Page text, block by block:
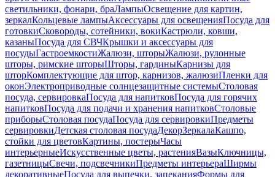
светильники, фонари, браЛампыОсвещение для картин,
зеркалКольцевые лампыАксессуары для освещенияПосуда для
готовкиСковороды, сотейники, вокиКастрюли, ковши,
казаныПосуда для СВЧКрышки и аксессуары для
посудыГастроемкостиЖалюзи, шторыЖалюзи, рулонные
шторы, римские шторыШторы, гардиныКарнизы для
шторКомплектующие для штор, карнизов, жалюзиПленки для
оконЭлектроприводные солнцезащитные системыСтоловая
посуда, сервировкаПосуда для напитковПосуда для горячих
напитковПосуда для подачи и хранения напитковСтоловые
приборыСтоловая посудаПосуда для сервировкиПредметы
сервировкиДетская столовая посудаДекорЗеркалаКашпо,
стойки для цветовКартины, постерыЧасы
интерьерныеИскусственные цветы, растенияВазыКлючницы,
газетницыСвечи, подсвечникиПредметы интерьераШирмы
декоративныеПосуда для выпечки, запеканияФормы для